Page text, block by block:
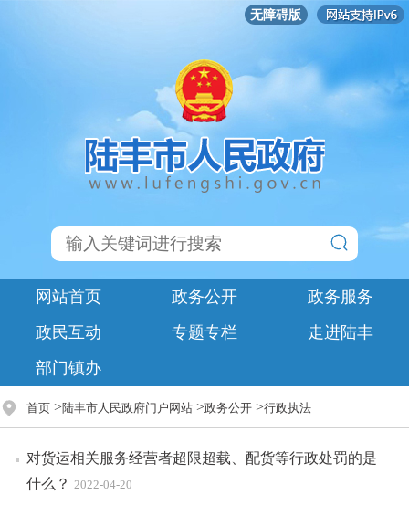
无障碍版
网站首页 政务公开
政务服务
政民互动
专题专栏
走进陆丰
部门镇办
首页>陆丰市人民政府门户网站>政务公开>行政执法
对货运相关服务经营者超限超载、配货等行政处罚的是
什么？
2022-04-20